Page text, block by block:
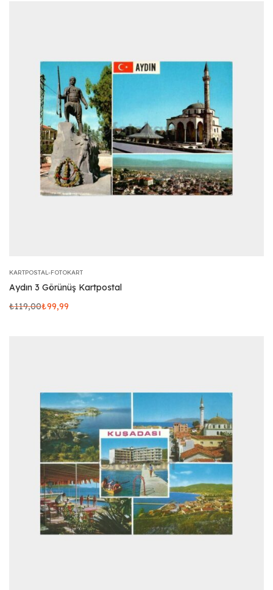
KARTPOSTAL-FOTOKART
Aydın 3 Görünüş Kartpostal
₺119,00₺99,99